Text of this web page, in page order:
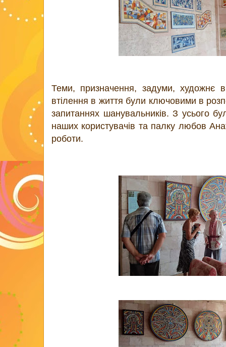
Теми, призначення, задуми, художнє
втілення в життя були ключовими в
запитаннях шанувальників. З усього
наших користувачів та палку любов
роботи.